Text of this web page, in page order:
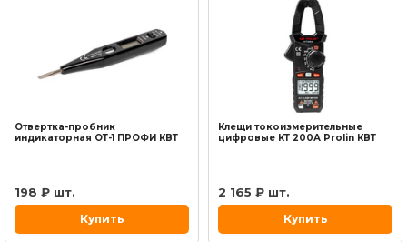
Индикаторные отвертки (Отвертки)
Отвертка-пробник
индикаторная OТ-1 ПРОФИ КВТ
198 ₽ шт.
Купить
Клещи токоизмерительные
цифровые КТ 200А Prolin КВТ
2 165 ₽ шт.
Купить